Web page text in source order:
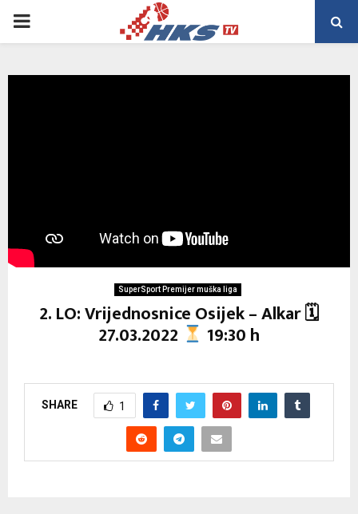
PRIMARY
SuperSport Premijer muška liga
2. LO: Vrijednosnice Osijek – Alkar 🗓
27.03.2022 19:30 h
SHARE 1